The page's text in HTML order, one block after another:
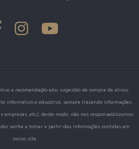
a recomendação e/ou sugestão de compra de ativos.
informativo e educativo, sempre trazendo informações
empresas, etc.), deste modo, não nos responsabilizamos
venha a tomar a partir das informações contidas em
nosso site.